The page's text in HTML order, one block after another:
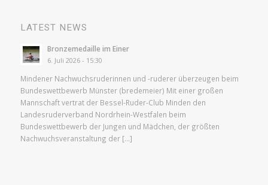
LATEST NEWS
Bronzemedaille im Einer
6. Juli 2026 - 15:30
Mindener Nachwuchsruderinnen und -ruderer überzeugen beim
Bundeswettbewerb Münster (bredemeier) Mit einer großen
Mannschaft vertrat der Bessel-Ruder-Club Minden den
Landesruderverband Nordrhein-Westfalen beim
Bundeswettbewerb der Jungen und Mädchen, der größten
Nachwuchsveranstaltung der […]